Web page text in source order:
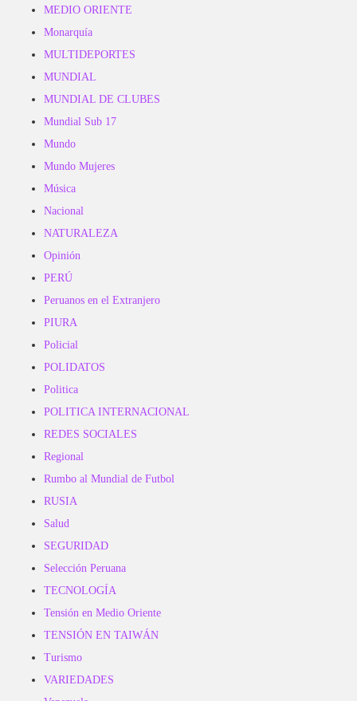
MEDIO ORIENTE
Monarquía
MULTIDEPORTES
MUNDIAL
MUNDIAL DE CLUBES
Mundial Sub 17
Mundo
Mundo Mujeres
Música
Nacional
NATURALEZA
Opinión
PERÚ
Peruanos en el Extranjero
PIURA
Policial
POLIDATOS
Politica
POLITICA INTERNACIONAL
REDES SOCIALES
Regional
Rumbo al Mundial de Futbol
RUSIA
Salud
SEGURIDAD
Selección Peruana
TECNOLOGÍA
Tensión en Medio Oriente
TENSIÓN EN TAIWÁN
Turismo
VARIEDADES